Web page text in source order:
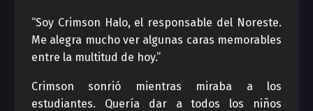
“Soy Crimson Halo, el responsable del Noreste.
Me alegra mucho ver algunas caras memorables
entre la multitud de hoy.”
Crimson sonrió mientras miraba a los
estudiantes. Quería dar a todos los niños